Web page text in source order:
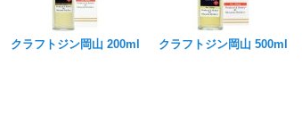
クラフトジン岡山 200ml クラフトジン岡山 500ml